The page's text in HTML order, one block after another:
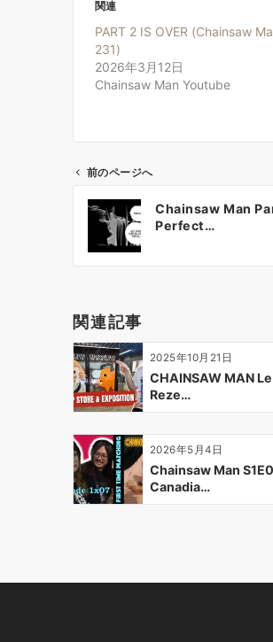
関連
PART 2 IS OVER (Chainsaw
231)
2026年3月12日
Chainsaw Man Youtube
シ
ョ
ン
前のページへ
Chainsaw Man
Perfect…
関連記事
2025年10月21日
CHAINSAW MAN Le
Reze…
2026年5月4日
Chainsaw Man
Canadia…